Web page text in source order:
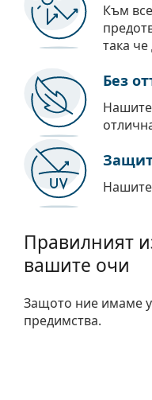
Към
така
Без
Нашите
Нашите
Правилният
вашите очи
Защото ние имаме
предимства.